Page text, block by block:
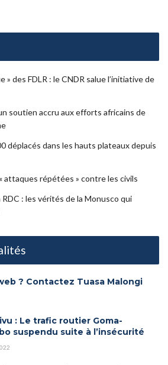
» des FDLR : le CNDR salue l’initiative de
soutien accru aux efforts africains de
déplacés dans les hauts plateaux depuis
attaques répétées » contre les civils
RDC : les vérités de la Monusco qui
? Contactez Tuasa Malongi
: Le trafic routier Goma-
suspendu suite à l’insécurité